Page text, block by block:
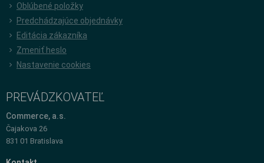
Oblúbené položky
Predchádzajúce objednávky
Editácia zákazníka
Zmeniť heslo
Nastavenie cookies
PREVÁDZKOVATEĽ
Commerce, a.s.
Čajakova 26
831 01 Bratislava